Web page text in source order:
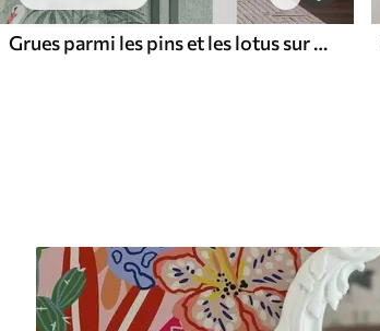
Grues parmi les pins et les lotus sur un fond vert apaisant